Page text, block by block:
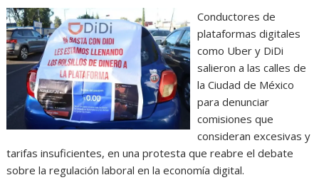
Conductores de
plataformas digitales
como Uber y DiDi
salieron a las calles de
la Ciudad de México
para denunciar
comisiones que
consideran excesivas y
tarifas insuficientes, en una protesta que reabre el debate
sobre la regulación laboral en la economía digital.